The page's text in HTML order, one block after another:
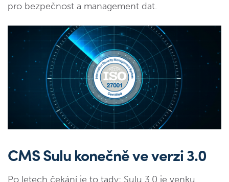
pro bezpečnost a management dat.
CMS Sulu konečně ve verzi 3.0
Po letech čekání je to tady: Sulu 3.0 je venku.